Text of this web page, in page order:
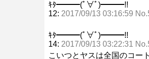
ｷﾀ━━━(ﾟ∀ﾟ)━━━!!
12: 2017/09/13 03:16:59
ｷﾀ━━━(ﾟ∀ﾟ)━━━!!
14: 2017/09/13 03:22:31
こいつとヤスは全国のコー